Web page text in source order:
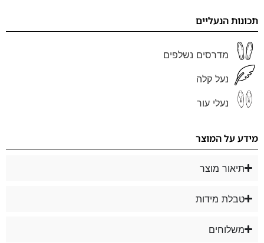
תכונות הנעליים
מדרסים נשלפים
נעל קלה
נעלי עור
מידע על המוצר
תיאור מוצר
טבלת מידות
משלוחים